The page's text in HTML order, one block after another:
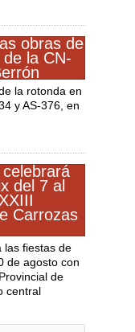
la rotonda en
y AS-376, en
las fiestas de
de agosto con
de
central